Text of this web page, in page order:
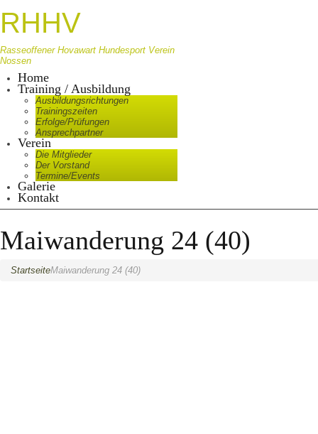
RHHV
Rasseoffener Hovawart Hundesport Verein
Nossen
Home
Training / Ausbildung
Ausbildungsrichtungen
Trainingszeiten
Erfolge/Prüfungen
Ansprechpartner
Verein
Die Mitglieder
Der Vorstand
Termine/Events
Galerie
Kontakt
Maiwanderung 24 (40)
StartseiteMaiwanderung 24 (40)